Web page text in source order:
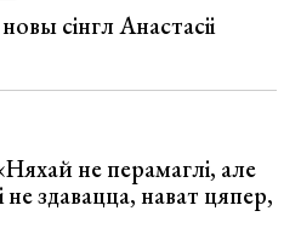
сінгл Анастасіі
не перамаглі, але
здавацца, нават цяпер,